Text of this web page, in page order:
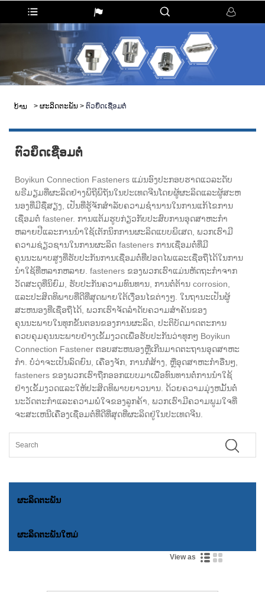
ບ້ານ > ຜະລິດຕະພັນ > ຕົວຍຶດເຊື່ອມຕໍ່
ຕົວຍຶດເຊື່ອມຕໍ່
Boyikun Connection Fasteners ແມ່ນອົງປະກອບຮາດແວລະດັບ
ພຣີມຽມທີ່ຜະລິດຢ່າງພິຖີພິຖັນໃນປະເທດຈີນໂດຍຜູ້ຜະລິດແລະຜູ້ສະຫ
ນອງທີ່ມີຊື່ສຽງ, ເປັນທີ່ຮູ້ຈັກສໍາລັບຄວາມຊໍານານໃນການແກ້ໄຂການ
ເຊື່ອມຕໍ່ fastener. ການແຕ້ມຮູບກ່ຽວກັບປະສົບການອຸດສາຫະກໍາ
ຫລາຍປີແລະການນໍາໃຊ້ເຕັກນິກການຜະລິດແບບພິເສດ, ພວກເຮົາມີ
ຄວາມຊ່ຽວຊານໃນການຜະລິດ fasteners ການເຊື່ອມຕໍ່ທີ່ມີ
ຄຸນນະພາບສູງທີ່ຮັບປະກັນການເຊື່ອມຕໍ່ທີ່ປອດໄພແລະເຊື່ອຖືໄດ້ໃນການ
ນໍາໃຊ້ທີ່ຫລາກຫລາຍ. fasteners ຂອງພວກເຮົາແມ່ນຫັດຖະກໍາຈາກ
ວັດສະດຸທີ່ນິຍົມ, ຮັບປະກັນຄວາມທົນທານ, ການຕໍ່ຕ້ານ corrosion,
ແລະປະສິດທິພາບທີ່ດີທີ່ສຸດພາຍໃຕ້ເງື່ອນໄຂຕ່າງໆ. ໃນຖານະເປັນຜູ້
ສະຫນອງທີ່ເຊື່ອຖືໄດ້, ພວກເຮົາຈັດລໍາດັບຄວາມສໍາຄັນຂອງ
ຄຸນນະພາບໃນທຸກຂັ້ນຕອນຂອງການຜະລິດ, ປະຕິບັດມາດຕະການ
ຄວບຄຸມຄຸນນະພາບຢ່າງເຂັ້ມງວດເພື່ອຮັບປະກັນວ່າທຸກໆ Boyikun
Connection Fastener ຕອບສະຫນອງຫຼືເກີນມາດຕະຖານອຸດສາຫະ
ກໍາ. ບໍ່ວ່າຈະເປັນລົດຍົນ, ເຄື່ອງຈັກ, ການກໍ່ສ້າງ, ຫຼືອຸດສາຫະກໍາອື່ນໆ,
fasteners ຂອງພວກເຮົາຖືກອອກແບບມາເພື່ອທົນທານຕໍ່ການນໍາໃຊ້
ຢ່າງເຂັ້ມງວດແລະໃຫ້ປະສິດທິພາບຍາວນານ. ດ້ວຍຄວາມມຸ່ງຫມັ້ນຕໍ່
ນະວັດຕະກໍາແລະຄວາມພໍໃຈຂອງລູກຄ້າ, ພວກເຮົາມີຄວາມພູມໃຈທີ່
ຈະສະເຫນີເຄື່ອງເຊື່ອມຕໍ່ທີ່ດີທີ່ສຸດທີ່ຜະລິດຢູ່ໃນປະເທດຈີນ.
ຜະລິດຕະພັນ
ຜະລິດຕະພັນໃຫມ່
View as